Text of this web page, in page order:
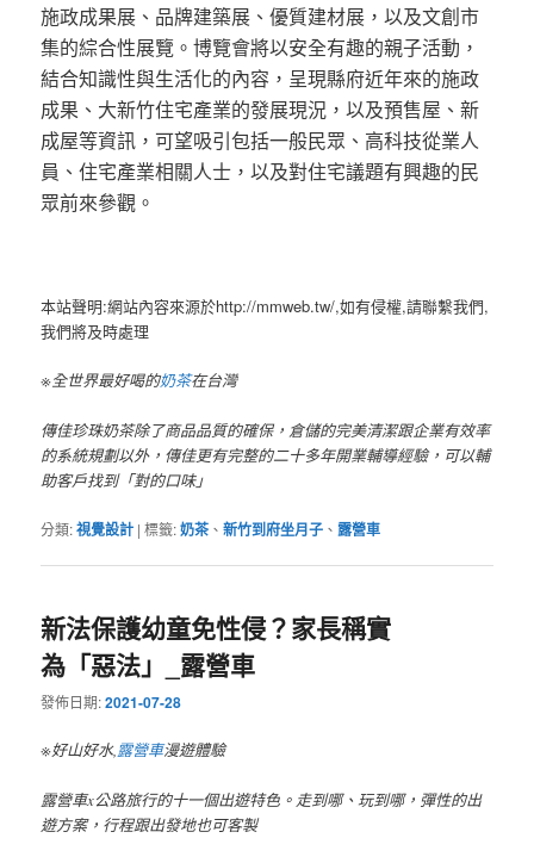
施政成果展、品牌建築展、優質建材展，以及文創市
集的綜合性展覽。博覽會將以安全有趣的親子活動，
結合知識性與生活化的內容，呈現縣府近年來的施政
成果、大新竹住宅產業的發展現況，以及預售屋、新
成屋等資訊，可望吸引包括一般民眾、高科技從業人
員、住宅產業相關人士，以及對住宅議題有興趣的民
眾前來參觀。
本站聲明:網站內容來源於http://mmweb.tw/,如有侵權,請聯繫我們,
我們將及時處理
※全世界最好喝的奶茶在台灣
傳佳珍珠奶茶除了商品品質的確保，倉儲的完美清潔跟企業有效率
的系統規劃以外，傳佳更有完整的二十多年開業輔導經驗，可以輔
助客戶找到「對的口味」
分類:視覺設計 |標籤:奶茶 、新竹到府坐月子 、 露營車
新法保護幼童免性侵？家長稱實
為「惡法」_露營車
發佈日期:2021-07-28
※好山好水,露營車漫遊體驗
露營車x公路旅行的十一個出遊特色。走到哪、玩到哪，彈性的出
遊方案，行程跟出發地也可客製